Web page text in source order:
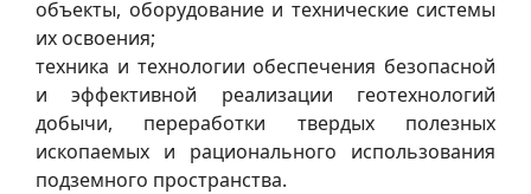
объекты, оборудование и технические системы
их освоения;
техника и технологии обеспечения безопасной
и эффективной реализации геотехнологий
добычи, переработки твердых полезных
ископаемых и рационального использования
подземного пространства.